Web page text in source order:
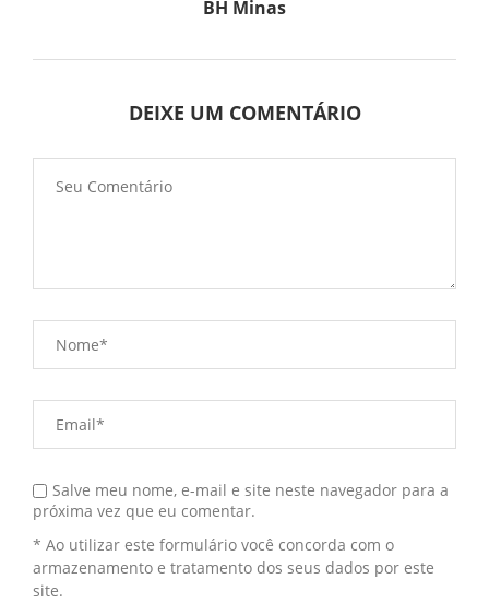
BH Minas
DEIXE UM COMENTÁRIO
Salve meu nome, e-mail e site neste navegador para a
próxima vez que eu comentar.
* Ao utilizar este formulário você concorda com o
armazenamento e tratamento dos seus dados por este
site.